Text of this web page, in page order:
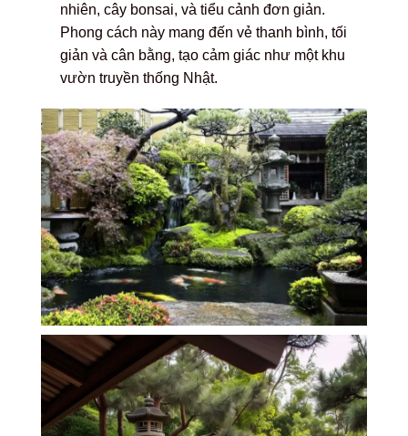
nhiên, cây bonsai, và tiểu cảnh đơn giản.
Phong cách này mang đến vẻ thanh bình, tối
giản và cân bằng, tạo cảm giác như một khu
vườn truyền thống Nhật.